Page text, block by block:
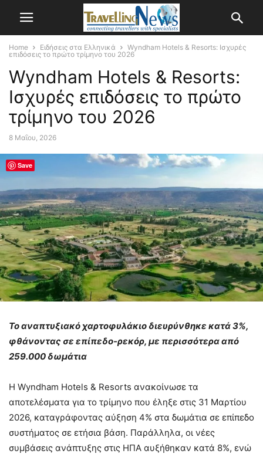
Home Ειδήσεις στα Ελληνικά
Wyndham Hotels & Resorts: Ισχυρές
επιδόσεις το πρώτο τρίμηνο του 2026
Wyndham Hotels & Resorts:
Ισχυρές επιδόσεις το πρώτο
τρίμηνο του 2026
8 Μαΐου, 2026
Το αναπτυξιακό χαρτοφυλάκιο διευρύνθηκε κατά 3%,
φθάνοντας σε επίπεδο-ρεκόρ, με περισσότερα από
259.000 δωμάτια
Η Wyndham Hotels & Resorts ανακοίνωσε τα
αποτελέσματα για το τρίμηνο που έληξε στις 31 Μαρτίου
2026, καταγράφοντας αύξηση 4% στα δωμάτια σε επίπεδο
συστήματος σε ετήσια βάση. Παράλληλα, οι νέες
συμβάσεις ανάπτυξης στις ΗΠΑ αυξήθηκαν κατά 8%, ενώ
Save